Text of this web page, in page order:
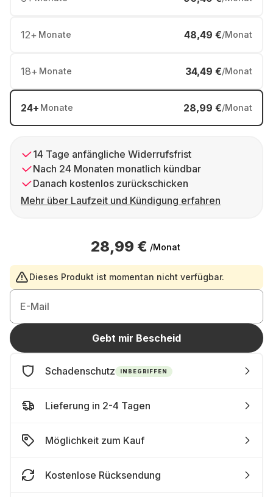
12+ Monate 48,49 €/Monat
18+ Monate 34,49 €/Monat
24+ Monate 28,99 €/Monat
14 Tage anfängliche Widerrufsfrist
Nach 24 Monaten monatlich kündbar
Danach kostenlos zurückschicken
Mehr über Laufzeit und Kündigung erfahren
28,99 € /Monat
Dieses Produkt ist momentan nicht verfügbar.
E-Mail
Gebt mir Bescheid
Schadenschutz INBEGRIFFEN
Lieferung in 2-4 Tagen
Möglichkeit zum Kauf
Kostenlose Rücksendung